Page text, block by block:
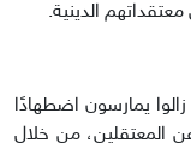
الدينية.
يمارسون اضطهادًا
المعتقلين، من خلال